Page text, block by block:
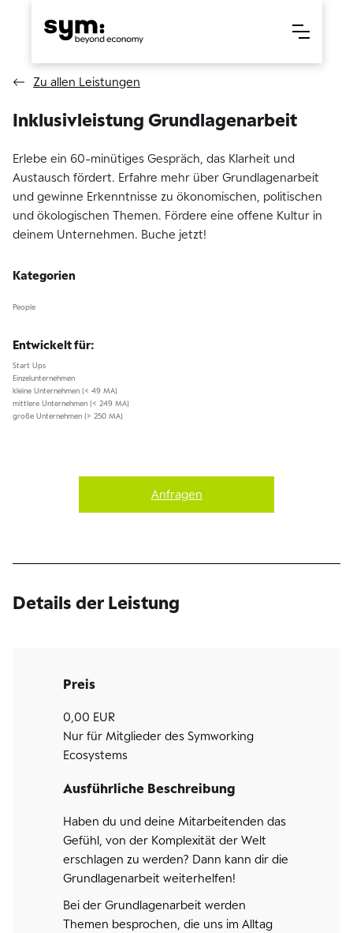
Zu allen Leistungen
Inklusivleistung Grundlagenarbeit
Erlebe ein 60-minütiges Gespräch, das Klarheit und
Austausch fördert. Erfahre mehr über Grundlagenarbeit
und gewinne Erkenntnisse zu ökonomischen, politischen
und ökologischen Themen. Fördere eine offene Kultur in
deinem Unternehmen. Buche jetzt!
Kategorien
People
Entwickelt für:
Start Ups
Einzelunternehmen
kleine Unternehmen (< 49 MA)
mittlere Unternehmen (< 249 MA)
große Unternehmen (> 250 MA)
Anfragen
Details der Leistung
Preis
0,00 EUR
Nur für Mitglieder des Symworking
Ecosystems
Ausführliche Beschreibung
Haben du und deine Mitarbeitenden das
Gefühl, von der Komplexität der Welt
erschlagen zu werden? Dann kann dir die
Grundlagenarbeit weiterhelfen!
Bei der Grundlagenarbeit werden
Themen besprochen, die uns im Alltag